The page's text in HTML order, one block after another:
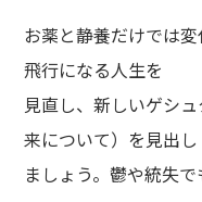
お薬と静養だけでは
飛行になる人生を
見直し、新しいゲシ
来について）を見出し
ましょう。鬱や統失